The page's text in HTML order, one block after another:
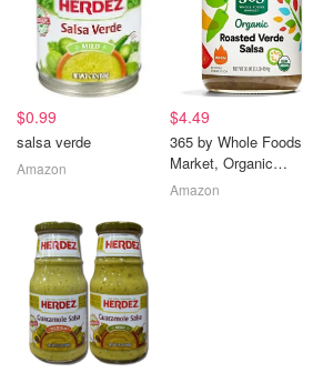
$0.99
salsa verde
Amazon
$4.49
365 by Whole Foods
Market, Organic
Roasted Verde Salsa,
Amazon